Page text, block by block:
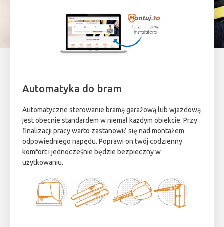
Automatyka do bram
Automatyczne sterowanie bramą garażową lub wjazdową
jest obecnie standardem w niemal każdym obiekcie. Przy
finalizacji pracy warto zastanowić się nad montażem
odpowiedniego napędu. Poprawi on twój codzienny
komfort i jednocześnie będzie bezpieczny w
użytkowaniu.